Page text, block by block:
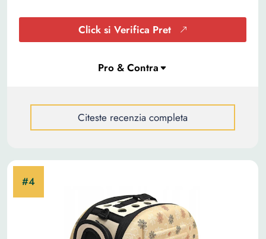
Click si Verifica Pret
Citeste recenzia completa